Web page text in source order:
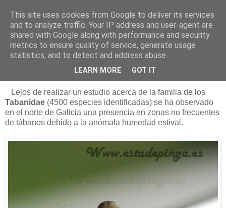
Está de pinga
19/8/12
Los tábanos autumnalis
Lejos de realizar un estudio acerca de la familia de los
Tabanidae (4500 especies identificadas) se ha observado
en el norte de Galicia una presencia en zonas no frecuentes
de tábanos debido a la anómala humedad estival.
This site uses cookies from Google to deliver its services
and to analyze traffic. Your IP address and user-agent are
shared with Google along with performance and security
metrics to ensure quality of service, generate usage
statistics, and to detect and address abuse.
LEARN MORE GOT IT